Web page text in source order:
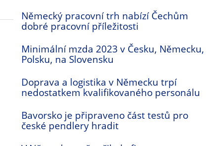
Německý pracovní trh nabízí Čechům
dobré pracovní příležitosti
Minimální mzda 2023 v Česku, Německu,
Polsku, na Slovensku
Doprava a logistika v Německu trpí
nedostatkem kvalifikovaného personálu
Bavorsko je připraveno část testů pro
české pendlery hradit